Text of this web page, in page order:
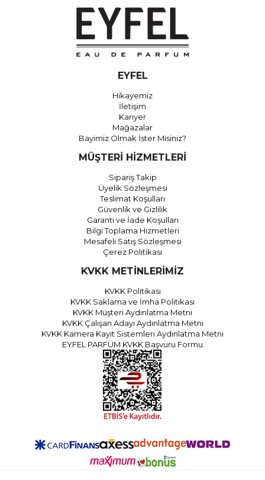
EYFEL
Hikayemiz
İletişim
Kariyer
Mağazalar
Bayimiz Olmak İster Misiniz?
MÜŞTERİ HİZMETLERİ
Sipariş Takip
Üyelik Sözleşmesi
Teslimat Koşulları
Güvenlik ve Gizlilik
Garanti ve İade Koşulları
Bilgi Toplama Hizmetleri
Mesafeli Satış Sözleşmesi
Çerez Politikası
KVKK METİNLERİMİZ
KVKK Politikası
KVKK Saklama ve İmha Politikası
KVKK Müşteri Aydınlatma Metni
KVKK Çalışan Adayı Aydınlatma Metni
KVKK Kamera Kayıt Sistemleri Aydınlatma Metni
EYFEL PARFÜM KVKK Başvuru Formu